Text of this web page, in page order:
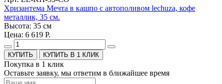
Хризантема Мечта в кашпо с автополивом lechuza, кофе
металлик, 35 см.
Высота: 35 см
Цена: 6 619 Р.
КУПИТЬ В 1 КЛИК
Покупка в 1 клик
Оставьте заявку, мы ответим в ближайшее время